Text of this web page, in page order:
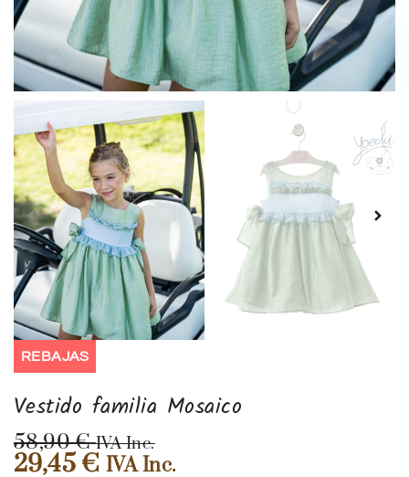
REBAJAS
Vestido familia Mosaico
58,90€ IVA Inc.
29,45€ IVA Inc.